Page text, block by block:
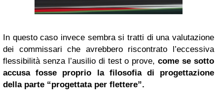
In questo caso invece sembra si tratti di una valutazione
dei commissari che avrebbero riscontrato l’eccessiva
flessibilità senza l’ausilio di test o prove,come se sotto
accusa fosse proprio la filosofia di progettazione
della parte “progettata per flettere”.